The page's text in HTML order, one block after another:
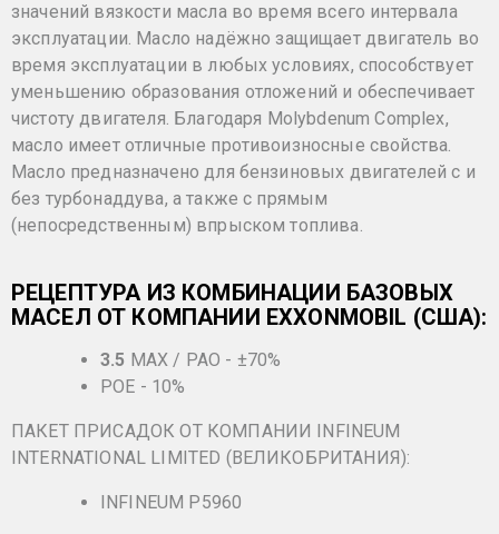
значений вязкости масла во время всего интервала
эксплуатации. Масло надёжно защищает двигатель во
время эксплуатации в любых условиях, способствует
уменьшению образования отложений и обеспечивает
чистоту двигателя. Благодаря Molybdenum Complex,
масло имеет отличные противоизносные свойства.
Масло предназначено для бензиновых двигателей с и
без турбонаддува, а также с прямым
(непосредственным) впрыском топлива.
РЕЦЕПТУРА ИЗ КОМБИНАЦИИ БАЗОВЫХ
МАСЕЛ ОТ КОМПАНИИ EXXONMOBIL (США):
3.5 MAX / PAO - ±70%
POE - 10%
ПАКЕТ ПРИСАДОК ОТ КОМПАНИИ INFINEUM
INTERNATIONAL LIMITED (ВЕЛИКОБРИТАНИЯ):
INFINEUM P5960